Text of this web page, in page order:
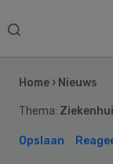
Search
Home › Nieuws
Thema:
Opslaan
Sidebar